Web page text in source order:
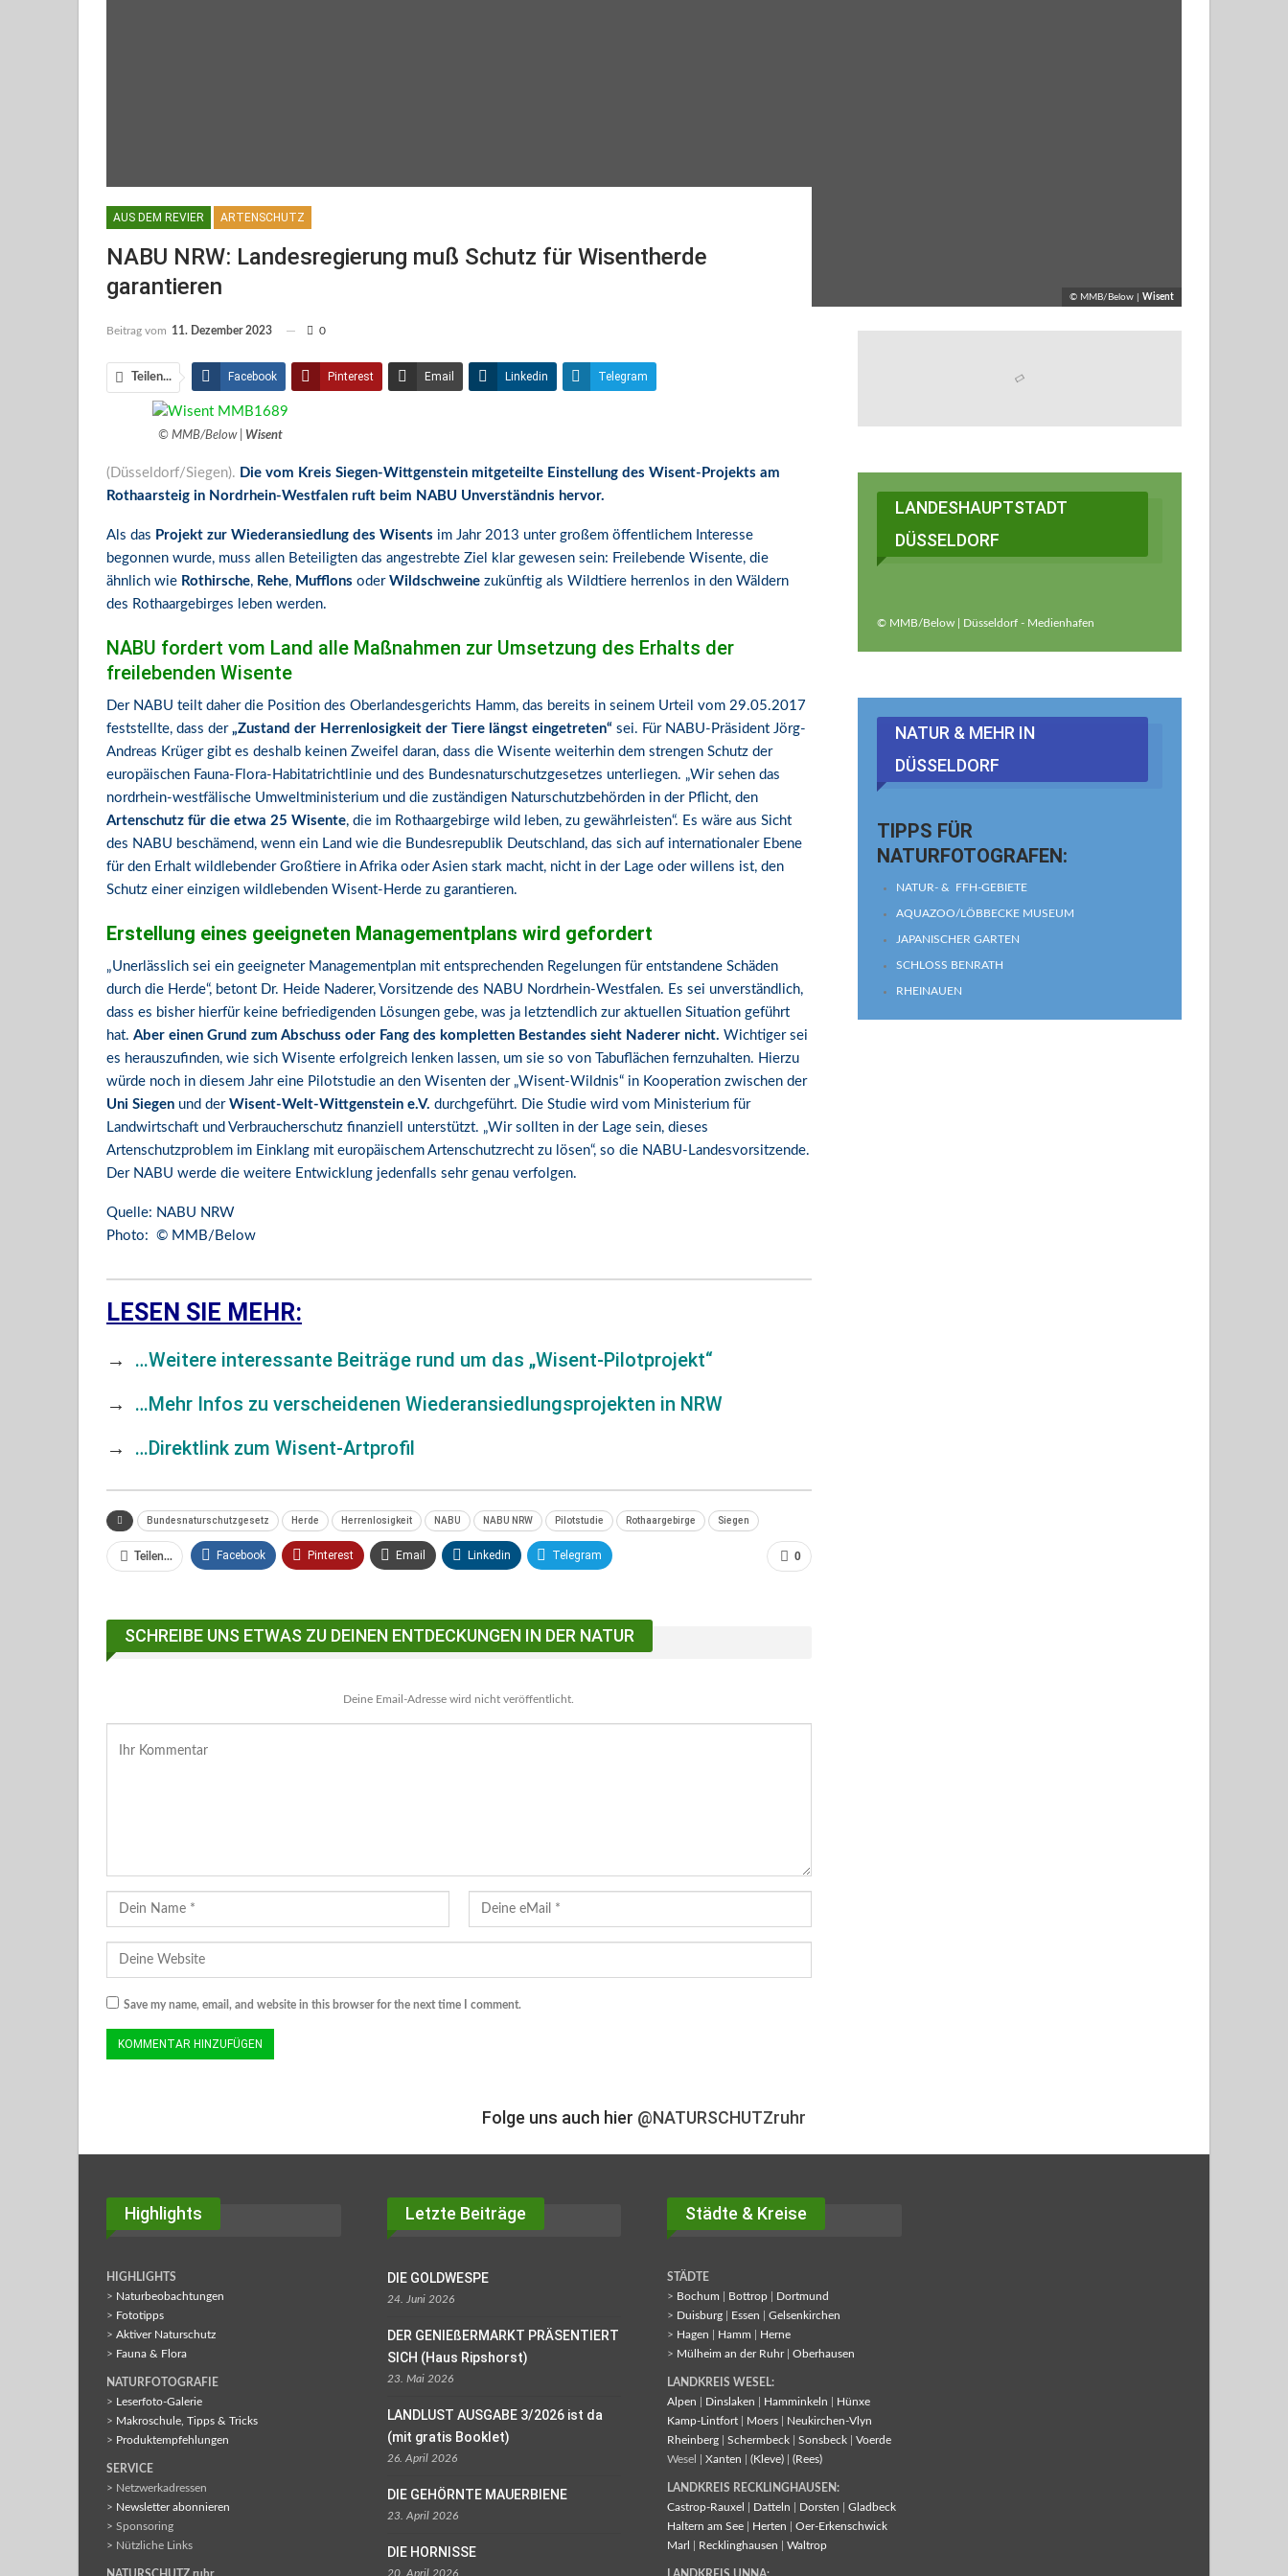
© MMB/Below | Wisent
AUS DEM REVIER ARTENSCHUTZ
NABU NRW: Landesregierung muß Schutz für Wisentherde
garantieren
Beitrag vom 11. Dezember 2023 0
Teilen... Facebook Pinterest Email Linkedin Telegram
Facebook Messenger
© MMB/Below | Wisent
(Düsseldorf/Siegen). Die vom Kreis Siegen-Wittgenstein mitgeteilte Einstellung des Wisent-Projekts am
Rothaarsteig in Nordrhein-Westfalen ruft beim NABU Unverständnis hervor.
Als das Projekt zur Wiederansiedlung des Wisents im Jahr 2013 unter großem öffentlichem Interesse
begonnen wurde, muss allen Beteiligten das angestrebte Ziel klar gewesen sein: Freilebende Wisente, die
ähnlich wie Rothirsche, Rehe, Mufflons oder Wildschweine zukünftig als Wildtiere herrenlos in den Wäldern
des Rothaargebirges leben werden.
NABU fordert vom Land alle Maßnahmen zur Umsetzung des Erhalts der
freilebenden Wisente
Der NABU teilt daher die Position des Oberlandesgerichts Hamm, das bereits in seinem Urteil vom 29.05.2017
feststellte, dass der „Zustand der Herrenlosigkeit der Tiere längst eingetreten“ sei. Für NABU-Präsident Jörg-
Andreas Krüger gibt es deshalb keinen Zweifel daran, dass die Wisente weiterhin dem strengen Schutz der
europäischen Fauna-Flora-Habitatrichtlinie und des Bundesnaturschutzgesetzes unterliegen. „Wir sehen das
nordrhein-westfälische Umweltministerium und die zuständigen Naturschutzbehörden in der Pflicht, den
Artenschutz für die etwa 25 Wisente, die im Rothaargebirge wild leben, zu gewährleisten“. Es wäre aus Sicht
des NABU beschämend, wenn ein Land wie die Bundesrepublik Deutschland, das sich auf internationaler Ebene
für den Erhalt wildlebender Großtiere in Afrika oder Asien stark macht, nicht in der Lage oder willens ist, den
Schutz einer einzigen wildlebenden Wisent-Herde zu garantieren.
Erstellung eines geeigneten Managementplans wird gefordert
„Unerlässlich sei ein geeigneter Managementplan mit entsprechenden Regelungen für entstandene Schäden
durch die Herde“, betont Dr. Heide Naderer, Vorsitzende des NABU Nordrhein-Westfalen. Es sei unverständlich,
dass es bisher hierfür keine befriedigenden Lösungen gebe, was ja letztendlich zur aktuellen Situation geführt
hat. Aber einen Grund zum Abschuss oder Fang des kompletten Bestandes sieht Naderer nicht. Wichtiger sei
es herauszufinden, wie sich Wisente erfolgreich lenken lassen, um sie so von Tabuflächen fernzuhalten. Hierzu
würde noch in diesem Jahr eine Pilotstudie an den Wisenten der „Wisent-Wildnis“ in Kooperation zwischen der
Uni Siegen und der Wisent-Welt-Wittgenstein e.V. durchgeführt. Die Studie wird vom Ministerium für
Landwirtschaft und Verbraucherschutz finanziell unterstützt. „Wir sollten in der Lage sein, dieses
Artenschutzproblem im Einklang mit europäischem Artenschutzrecht zu lösen“, so die NABU-Landesvorsitzende.
Der NABU werde die weitere Entwicklung jedenfalls sehr genau verfolgen.
Quelle: NABU NRW
Photo: © MMB/Below
LESEN SIE MEHR:
→ …Weitere interessante Beiträge rund um das „Wisent-Pilotprojekt“
→ …Mehr Infos zu verscheidenen Wiederansiedlungsprojekten in NRW
→ …Direktlink zum Wisent-Artprofil
Bundesnaturschutzgesetz Herde Herrenlosigkeit NABU NABU NRW Pilotstudie Rothaargebirge Siegen
0
Teilen... Facebook Pinterest Email Linkedin Telegram
SCHREIBE UNS ETWAS ZU DEINEN ENTDECKUNGEN IN DER NATUR
Deine Email-Adresse wird nicht veröffentlicht.
Save my name, email, and website in this browser for the next time I comment.
LANDESHAUPTSTADT
DÜSSELDORF
© MMB/Below | Düsseldorf - Medienhafen
NATUR & MEHR IN
DÜSSELDORF
TIPPS FÜR
NATURFOTOGRAFEN:
NATUR- & FFH-GEBIETE
AQUAZOO/LÖBBECKE MUSEUM
JAPANISCHER GARTEN
SCHLOSS BENRATH
RHEINAUEN
Folge uns auch hier @NATURSCHUTZruhr
Highlights
HIGHLIGHTS
> Naturbeobachtungen
> Fototipps
> Aktiver Naturschutz
> Fauna & Flora
NATURFOTOGRAFIE
> Leserfoto-Galerie
> Makroschule, Tipps & Tricks
> Produktempfehlungen
SERVICE
> Netzwerkadressen
> Newsletter abonnieren
> Sponsoring
> Nützliche Links
NATURSCHUTZ.ruhr
Letzte Beiträge
DIE GOLDWESPE
24. Juni 2026
DER GENIEßERMARKT PRÄSENTIERT
SICH (Haus Ripshorst)
23. Mai 2026
LANDLUST AUSGABE 3/2026 ist da
(mit gratis Booklet)
26. April 2026
DIE GEHÖRNTE MAUERBIENE
23. April 2026
DIE HORNISSE
20. April 2026
Städte & Kreise
STÄDTE
> Bochum Bottrop
Dortmund
> Duisburg Essen
Gelsenkirchen
> Hagen Hamm
Herne
> Mülheim an der Ruhr| Oberhausen
LANDKREIS WESEL:
Alpen
Dinslaken Hamminkeln
Hünxe
Kamp-Lintfort
Moers
Neukirchen-Vlyn
Rheinberg
Schermbeck Sonsbeck
Voerde
Wesel | Xanten (Kleve) (Rees)
LANDKREIS RECKLINGHAUSEN:
Castrop-Rauxel
Datteln Dorsten
Gladbeck
Haltern am See
Herten
Oer-Erkenschwick
Marl
Recklinghausen Waltrop
LANDKREIS UNNA: